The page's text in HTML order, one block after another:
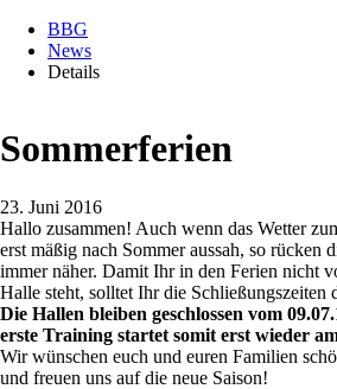
BBG
News
Details
Sommerferien
23. Juni 2016
Hallo zusammen! Auch wenn das Wetter
erst mäßig nach Sommer aussah, so rücken
immer näher. Damit Ihr in den Ferien nicht
Halle steht, solltet Ihr die Schließungszeiten
Die Hallen bleiben geschlossen vom
erste Training startet somit erst wieder
Wir wünschen euch und euren Familien
und freuen uns auf die neue Saison!